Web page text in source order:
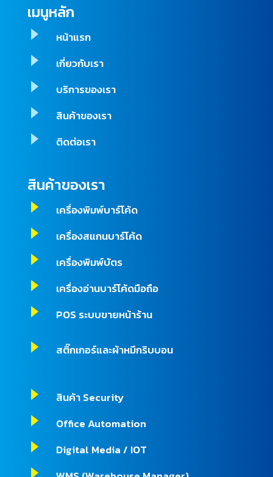
เมนูหลัก
หน้าแรก
เกี่ยวกับเรา
บริการของเรา
สินค้าของเรา
ติดต่อเรา
สินค้าของเรา
เครื่องพิมพ์บาร์โค้ด
เครื่องสแกนบาร์โค้ด
เครื่องพิมพ์บัตร
เครื่องอ่านบาร์โค้ดมือถือ
POS ระบบขายหน้าร้าน
สติ๊กเกอร์และผ้าหมึกริบบอน
สินค้า Security
Office Automation
Digital Media / IOT